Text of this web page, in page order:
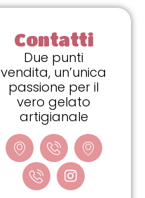
Contatti
Due punti
vendita, un’unica
passione per il
vero gelato
artigianale